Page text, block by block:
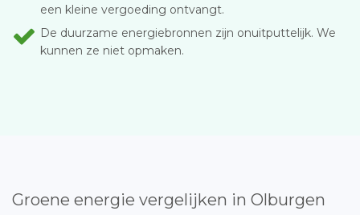
een kleine vergoeding ontvangt.
De duurzame energiebronnen zijn onuitputtelijk. We
kunnen ze niet opmaken.
Groene energie vergelijken in Olburgen